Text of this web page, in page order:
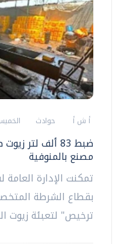
أ ش أ حوادث الخميس، 06 اغسطس
ضبط 83 ألف
مصنع بالمنوفية
تمكنت الإدارة
بقطاع الشرطة
ترخيص" لتعبئة زيوت